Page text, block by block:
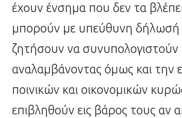
έχουν ένσημα που δεν τα
μπορούν με υπεύθυνη δήλωσή
ζητήσουν να συνυπολογιστούν
αναλαμβάνοντας όμως και την
ποινικών και οικονομικών
επιβληθούν εις βάρος τους αν